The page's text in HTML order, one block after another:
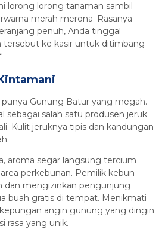
lorong lorong tanaman sambil
merah merona. Rasanya
penuh, Anda tinggal
tersebut ke kasir untuk ditimbang
Gunung Batur yang megah.
sebagai salah satu produsen jeruk
Kulit jeruknya tipis dan kandungan
aroma segar langsung tercium
perkebunan. Pemilik kebun
dan mengizinkan pengunjung
buah gratis di tempat. Menikmati
angin gunung yang dingin
rasa yang unik.